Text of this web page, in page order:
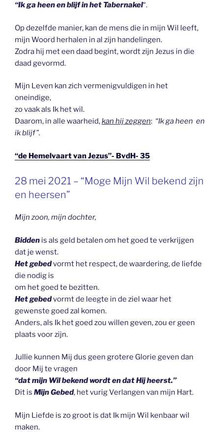
“Ik ga heen en blijf in het Tabernakel“.
Op dezelfde manier, kan de mens die in mijn Wil leeft,
mijn Woord herhalen in al zijn handelingen.
Zodra hij met een daad begint, wordt zijn Jezus in die
daad gevormd.
Mijn Leven kan zich vermenigvuldigen in het
oneindige,
zo vaak als Ik het wil.
Daarom, in alle waarheid,kan hij zeggen: “Ik ga heen en
ik blijf”.
“de Hemelvaart van Jezus”- BvdH- 35
GEPLAATST
OP
28 mei 2021 – “Moge Mijn Wil bekend zijn
en heersen”
Mijn zoon, mijn dochter,
Bidden is als geld betalen om het goed te verkrijgen
dat je wenst.
Het gebedvormt het respect, de waardering, de liefde
die nodig is
om het goed te bezitten.
Het gebedvormt de leegte in de ziel waar het
gewenste goed zal komen.
Anders, als Ik het goed zou willen geven, zou er geen
plaats voor zijn.
Jullie kunnen Mij dus geen grotere Glorie geven dan
door Mij te vragen
“dat mijn Wil bekend wordt en dat Hij heerst.”
Dit is Mijn Gebed, het vurig Verlangen van mijn Hart.
Mijn Liefde is zo groot is dat Ik mijn Wil kenbaar wil
maken.